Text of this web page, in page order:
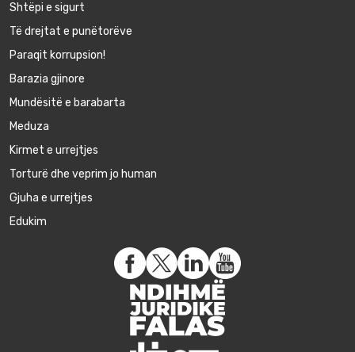
Shtëpi e sigurt
Të drejtat e punëtorëve
Paraqit korrupsion!
Barazia gjinore
Mundësitë e barabarta
Meduza
Kirmet e urrejtjes
Torturë dhe veprim jo human
Gjuha e urrejtjes
Edukim